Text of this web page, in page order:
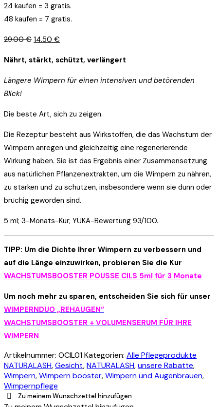
24 kaufen = 3 gratis.
48 kaufen = 7 gratis.
29.00€ Ursprünglicher
war:
29.00 €
14.50 €
ist:
14.50 €.
Nährt, stärkt, schützt, verlängert
Längere Wimpern für einen intensiven und betörenden
Blick!
Die beste Art, sich zu zeigen.
Die Rezeptur besteht aus Wirkstoffen, die das Wachstum der
Wimpern anregen und gleichzeitig eine regenerierende
Wirkung haben. Sie ist das Ergebnis einer Zusammensetzung
aus natürlichen Pflanzenextrakten, um die Wimpern zu nähren,
zu stärken und zu schützen, insbesondere wenn sie dünn oder
brüchig geworden sind.
5 ml; 3-Monats-Kur; YUKA-Bewertung 93/100.
TIPP: Um die Dichte Ihrer Wimpern zu verbessern und
auf die Länge einzuwirken, probieren Sie die Kur
WACHSTUMSBOOSTER POUSSE CILS 5ml für 3 Monate
Um noch mehr zu sparen, entscheiden Sie sich für unser
WIMPERNDUO „REHAUGEN“
WACHSTUMSBOOSTER + VOLUMENSERUM FÜR IHRE
WIMPERN
Artikelnummer: OCIL01Kategorien: Alle Pflegeprodukte
NATURALASH,Gesicht,NATURALASH,unsere Rabatte,
Wimpern,Wimpern booster,Wimpern und Augenbrauen,
Wimpernpflege
Zu meinem Wunschzettel hinzufügen